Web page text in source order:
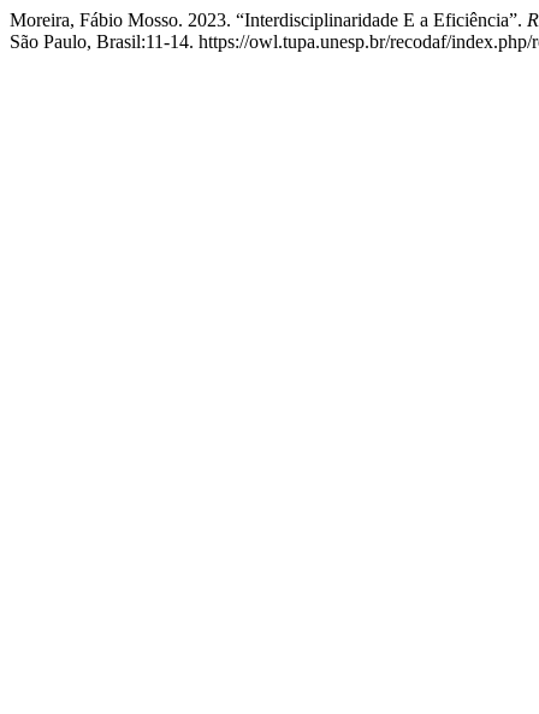
Moreira, Fábio Mosso. 2023. “Interdisciplinaridade E a Eficiência”.
São Paulo, Brasil:11-14. https://owl.tupa.unesp.br/recodaf/